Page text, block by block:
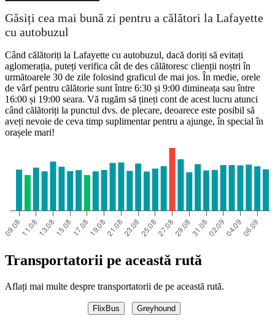
San Antonio, TX
Lafayette, LA
Găsiți cea mai bună zi pentru a călători la Lafayette
cu autobuzul
Când călătoriți la Lafayette cu autobuzul, dacă doriți să evitați
aglomerația, puteți verifica cât de des călătoresc clienții noștri în
următoarele 30 de zile folosind graficul de mai jos. În medie, orele
de vârf pentru călătorie sunt între 6:30 și 9:00 dimineața sau între
16:00 și 19:00 seara. Vă rugăm să țineți cont de acest lucru atunci
când călătoriți la punctul dvs. de plecare, deoarece este posibil să
aveți nevoie de ceva timp suplimentar pentru a ajunge, în special în
orașele mari!
Transportatorii pe această rută
Aflați mai multe despre transportatorii de pe această rută.
FlixBus Greyhound